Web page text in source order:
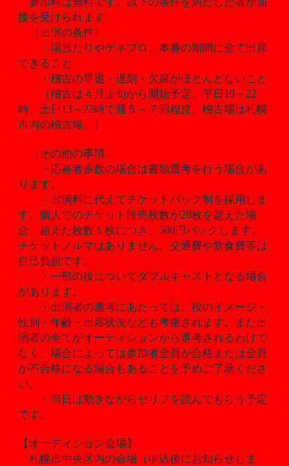
接を受けられます。
〈出演の条件〉
・場当たりやゲネプロ、本番の期間に全て出席
できること
・稽古の早退・遅刻・欠席がほとんどないこと
（稽古は４月上旬から開始予定、平日19～22
時、土日13～22時で週５～７回程度、稽古場は札幌
市内の稽古場。）
〈その他の事項〉
・応募者多数の場合は書類選考を行う場合があ
ります。
・出演料に代えてチケットバック制を採用しま
す。個人でのチケット販売枚数が20枚を超えた場
合、超えた枚数１枚につき、500円バックします。
チケットノルマはありません。交通費や飲食費等は
自己負担です。
・一部の役についてダブルキャストとなる場合
があります。
・出演者の選考にあたっては、役のイメージ・
性別・年齢・出席状況なども考慮されます。また出
演者の全てがオーディションから選考されるわけで
なく、場合によっては参加者全員が合格または全員
が不合格になる場合もあることを予めご了承くださ
い。
・当日は動きながらセリフを読んでもらう予定
です。
【オーディション会場】
札幌市中央区内の会場（申込後にお知らせしま